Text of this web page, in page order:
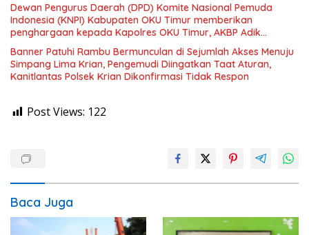
Dewan Pengurus Daerah (DPD) Komite Nasional Pemuda
Indonesia (KNPI) Kabupaten OKU Timur memberikan
penghargaan kepada Kapolres OKU Timur, AKBP Adik
Listiyono. S, I. K., M. H
Banner Patuhi Rambu Bermunculan di Sejumlah Akses Menuju
Simpang Lima Krian, Pengemudi Diingatkan Taat Aturan,
Kanitlantas Polsek Krian Dikonfirmasi Tidak Respon
Post Views: 122
Baca Juga